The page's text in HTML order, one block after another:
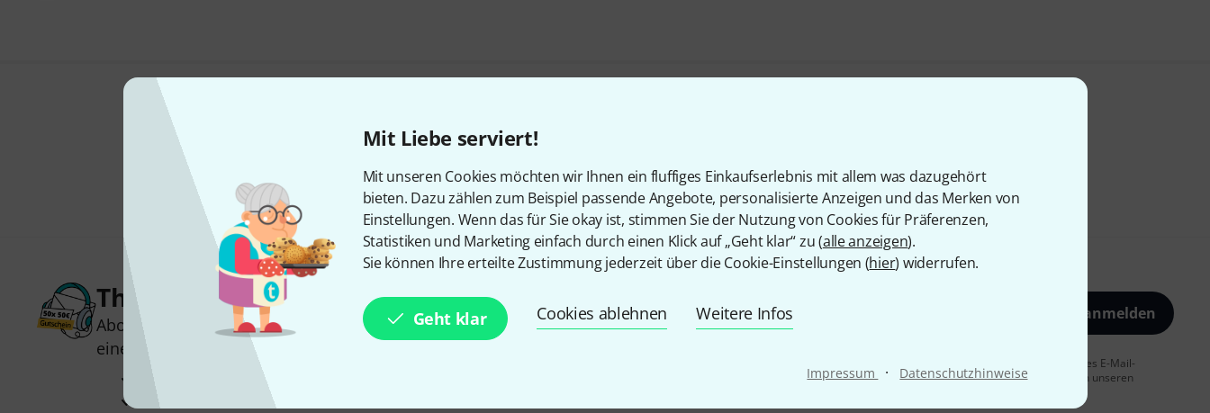
Mit Liebe serviert!
Mit unseren Cookies möchten wir Ihnen ein fluffiges Einkaufserlebnis mit allem was dazugehört
bieten. Dazu zählen zum Beispiel passende Angebote, personalisierte Anzeigen und das Merken von
Einstellungen. Wenn das für Sie okay ist, stimmen Sie der Nutzung von Cookies für Präferenzen,
Statistiken und Marketing einfach durch einen Klick auf „Geht klar“ zu (alle anzeigen).
Sie können Ihre erteilte Zustimmung jederzeit über die Cookie-Einstellungen (hier) widerrufen.
Geht klar Cookies ablehnen Weitere Infos
Impressum · Datenschutzhinweise
Teilen
Thomann Newsletter
Abonniere den Thomann Newsletter und gewinne mit etwas Glück
einen von
50 Gutscheinen
Inspirierende Beiträge
E-Mail-Adresse* Jetzt anmelden
Mit Klick auf „Jetzt anmelden“ stimmen Sie dem Erhalt von E-Mail-Werbung und einer Messung des E-Mail-
Nutzungsverhaltens zu. Die Abmeldung ist jederzeit möglich. Weitere Informationen finden Sie in unseren